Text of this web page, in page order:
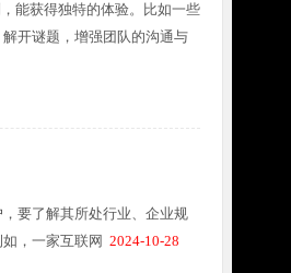
能获得独特的体验。比如一些
开谜题，增强团队的沟通与
要了解其所处行业、企业规
，一家互联网 2024-10-28